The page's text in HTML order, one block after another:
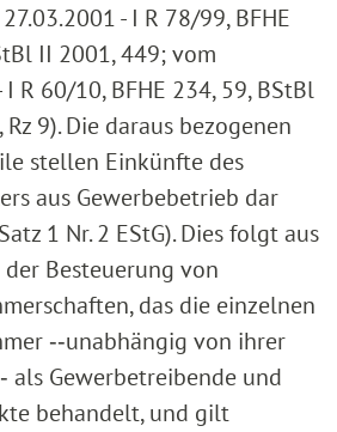
- I R 78/99, BFHE
II 2001, 449; vom
R 60/10, BFHE 234, 59, BStBl
9). Die daraus bezogenen
stellen Einkünfte des
aus Gewerbebetrieb dar
1 Nr. 2 EStG). Dies folgt aus
der Besteuerung von
das die einzelnen
‑‑unabhängig von ihrer
als Gewerbetreibende und
behandelt, und gilt